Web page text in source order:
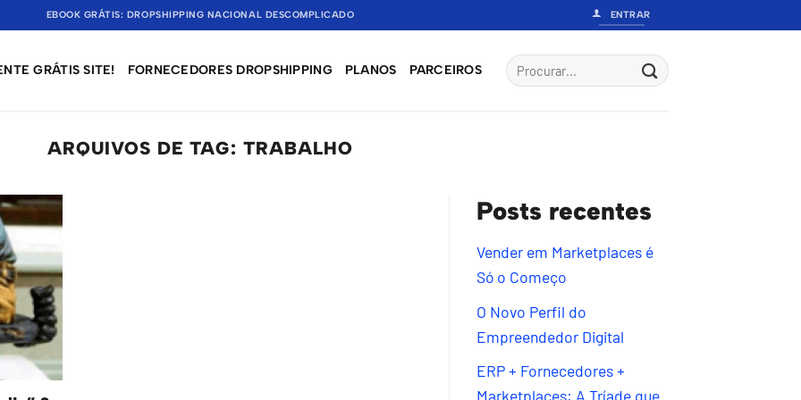
EBOOK GRÁTIS: DROPSHIPPING NACIONAL DESCOMPLICADO ENTRAR
GRÁTIS SITE! FORNECEDORES DROPSHIPPING PLANOS PARCEIROS
ARQUIVOS DE TAG: TRABALHO
Posts recentes
Vender em Marketplaces é
Só o Começo
O Novo Perfil do
Empreendedor Digital
ERP + Fornecedores +
Marketplaces: A Tríade que